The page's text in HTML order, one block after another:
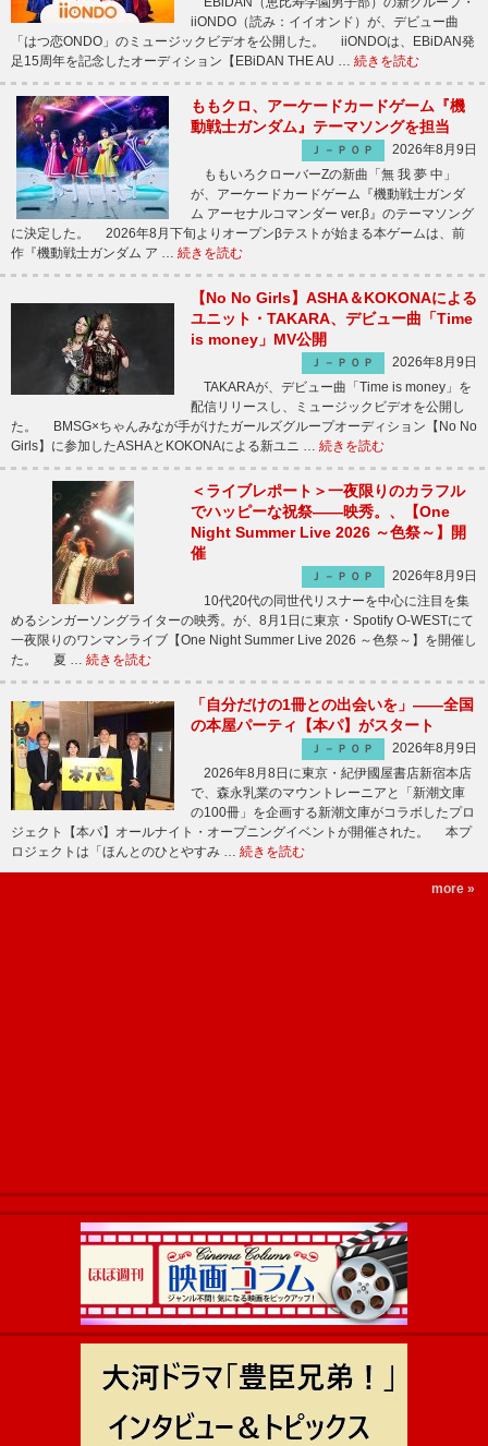
iiONDO（読み：イイオンド）が、デビュー曲
「はつ恋ONDO」のミュージックビデオを公開した。 iiONDOは、EBiDAN発
足15周年を記念したオーディション【EBiDAN THE AU … 続きを読む
ももクロ、アーケードカードゲーム『機
動戦士ガンダム』テーマソングを担当
Ｊ－ＰＯＰ
2026年8月9日
ももいろクローバーZの新曲「無 我 夢 中」
が、アーケードカードゲーム『機動戦士ガンダ
ム アーセナルコマンダー ver.β』のテーマソング
に決定した。 2026年8月下旬よりオープンβテストが始まる本ゲームは、前
作『機動戦士ガンダム ア … 続きを読む
【No No Girls】ASHA＆KOKONAによる
ユニット・TAKARA、デビュー曲「Time
is money」MV公開
Ｊ－ＰＯＰ
2026年8月9日
TAKARAが、デビュー曲「Time is money」を
配信リリースし、ミュージックビデオを公開し
た。 BMSG×ちゃんみなが手がけたガールズグループオーディション【No No
Girls】に参加したASHAとKOKONAによる新ユニ … 続きを読む
＜ライブレポート＞一夜限りのカラフル
でハッピーな祝祭――映秀。、【One
Night Summer Live 2026 ～色祭～】開
催
Ｊ－ＰＯＰ
2026年8月9日
10代20代の同世代リスナーを中心に注目を集
めるシンガーソングライターの映秀。が、8月1日に東京・Spotify O-WESTにて
一夜限りのワンマンライブ【One Night Summer Live 2026 ～色祭～】を開催し
た。 夏 … 続きを読む
「自分だけの1冊との出会いを」――全国
の本屋パーティ【本パ】がスタート
Ｊ－ＰＯＰ
2026年8月9日
2026年8月8日に東京・紀伊國屋書店新宿本店
で、森永乳業のマウントレーニアと「新潮文庫
の100冊」を企画する新潮文庫がコラボしたプロ
ジェクト【本パ】オールナイト・オープニングイベントが開催された。 本プ
ロジェクトは「ほんとのひとやすみ … 続きを読む
more »